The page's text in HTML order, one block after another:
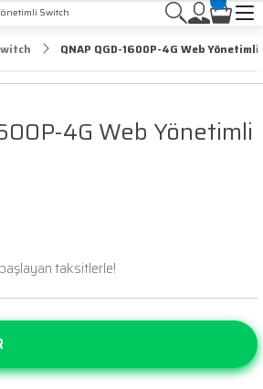
QNAP QGD-1600P-4G Web
4G Web Yönetimli
taksitlerle!